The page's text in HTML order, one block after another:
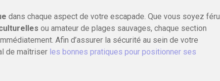
dans chaque aspect de votre escapade. Que vous soyez féru
ou amateur de plages sauvages, chaque section
Afin d’assurer la sécurité au sein de votre
de maîtriser les bonnes pratiques pour positionner ses